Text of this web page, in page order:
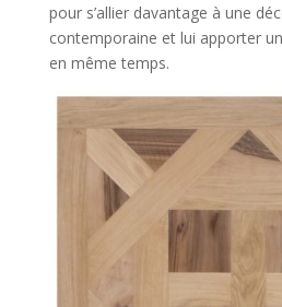
pour s’allier davantage à une
contemporaine et lui apporter
en même temps.